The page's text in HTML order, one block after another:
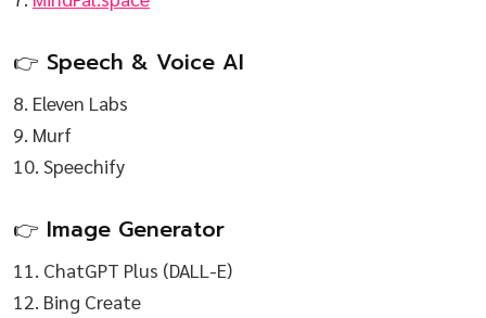
👉 Speech & Voice AI
8. Eleven Labs
9. Murf
10. Speechify
👉 Image Generator
11. ChatGPT Plus (DALL-E)
12. Bing Create